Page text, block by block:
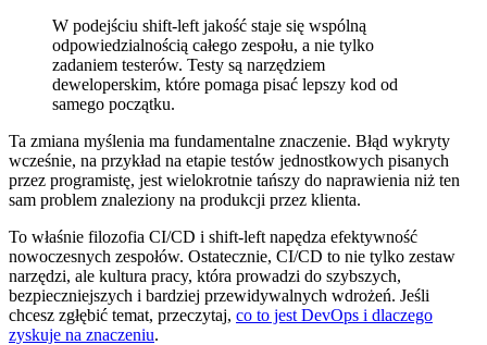
W podejściu shift-left jakość staje się wspólną
odpowiedzialnością całego zespołu, a nie tylko
zadaniem testerów. Testy są narzędziem
deweloperskim, które pomaga pisać lepszy kod od
samego początku.
Ta zmiana myślenia ma fundamentalne znaczenie. Błąd wykryty
wcześnie, na przykład na etapie testów jednostkowych pisanych
przez programistę, jest wielokrotnie tańszy do naprawienia niż ten
sam problem znaleziony na produkcji przez klienta.
To właśnie filozofia CI/CD i shift-left napędza efektywność
nowoczesnych zespołów. Ostatecznie, CI/CD to nie tylko zestaw
narzędzi, ale kultura pracy, która prowadzi do szybszych,
bezpieczniejszych i bardziej przewidywalnych wdrożeń. Jeśli
chcesz zgłębić temat, przeczytaj, co to jest DevOps i dlaczego
zyskuje na znaczeniu.